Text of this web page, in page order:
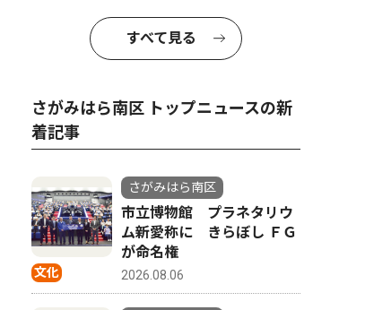
すべて見る
さがみはら南区 トップニュースの新
着記事
文化
さがみはら南区
市立博物館 プラネタリウ
ム新愛称に きらぼし ＦＧ
が命名権
2026.08.06